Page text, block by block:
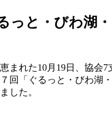
と・びわ湖
まれた10月19日、協会7
回「ぐるっと・びわ湖
した。